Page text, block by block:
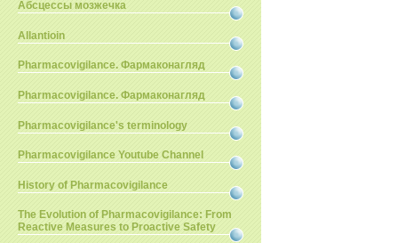
Абсцессы мозжечка
Allantioin
Pharmacovigilance. Фармаконагляд
Pharmacovigilance. Фармаконагляд
Pharmacovigilance's terminology
Pharmacovigilance Youtube Channel
History of Pharmacovigilance
The Evolution of Pharmacovigilance: From
Reactive Measures to Proactive Safety